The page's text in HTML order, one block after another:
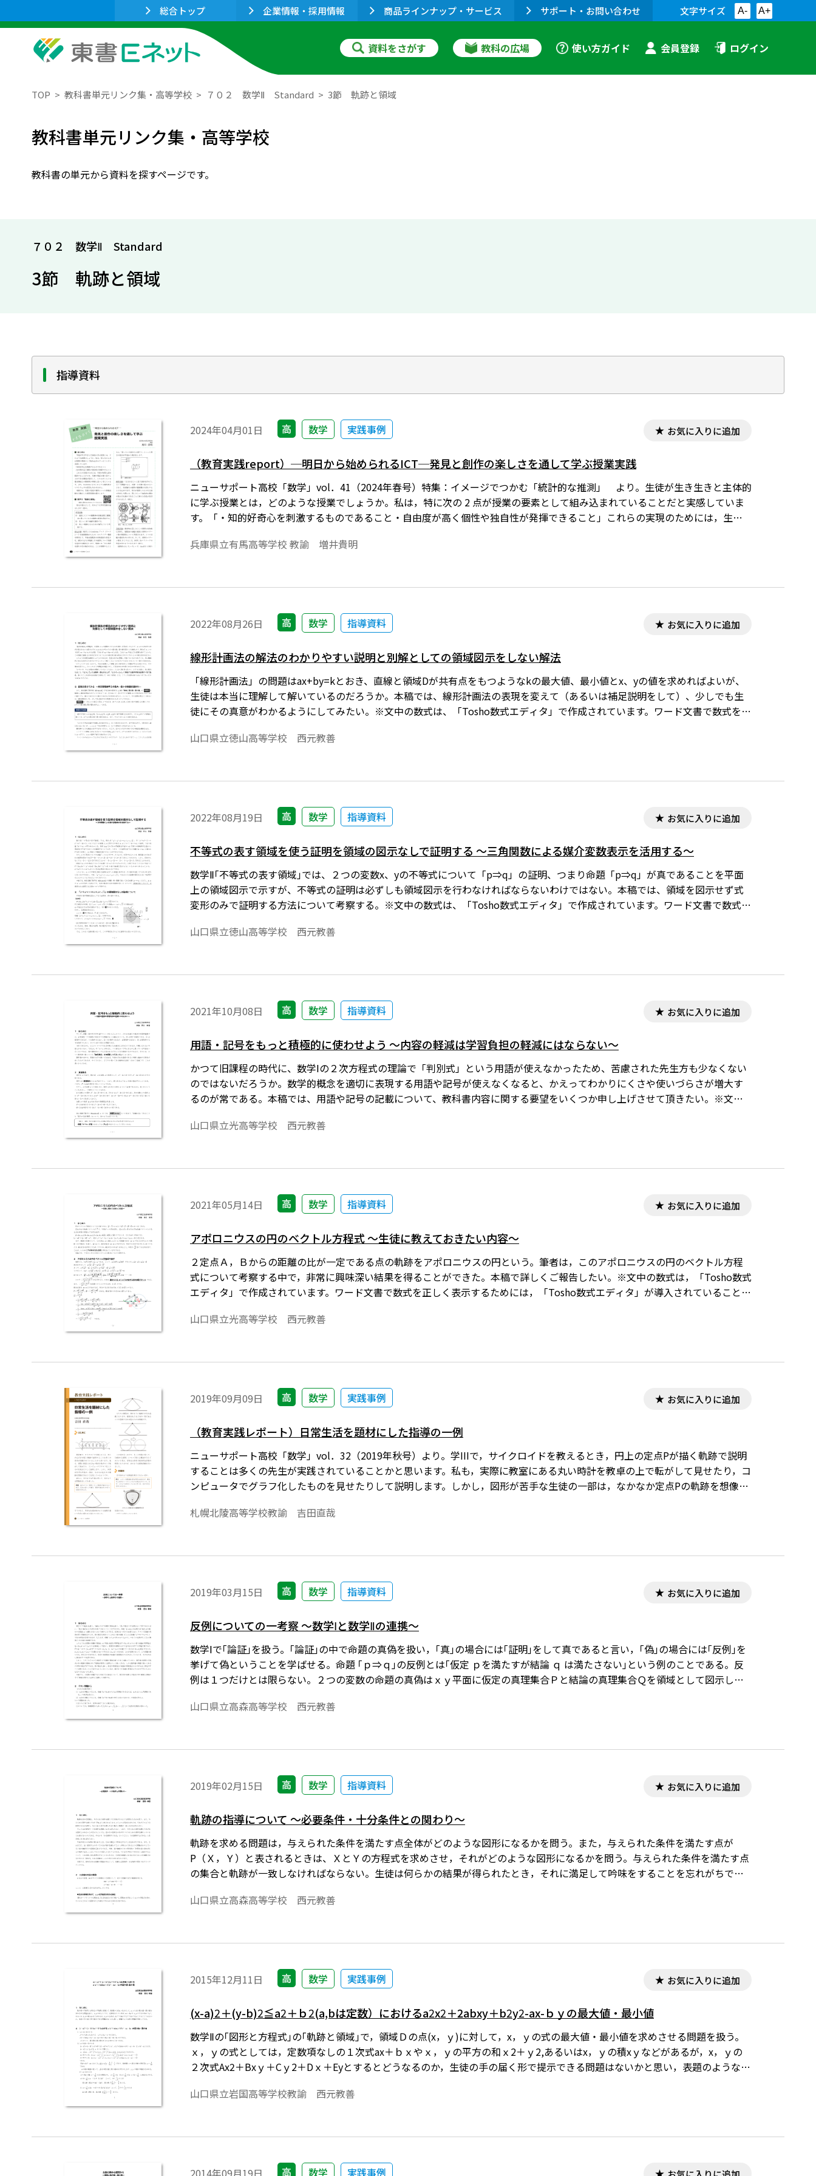
総合トップ 企業情報・採用情報 商品ラインナップ・サービス サポート・お問い合わせ 文字サイズ A- A+
資料をさがす 教科の広場 使い方ガイド 会員登録 ログイン
TOP 教科書単元リンク集・高等学校 ７０２ 数学Ⅱ Standard 3節 軌跡と領域
教科書単元リンク集・高等学校
教科書の単元から資料を探すページです。
７０２ 数学Ⅱ Standard
3節 軌跡と領域
指導資料
2024年04月01日 高 数学 実践事例 お気に入りに追加
（教育実践report）─明日から始められるICT─発見と創作の楽しさを通して学ぶ授業実践
ニューサポート高校「数学」vol．41（2024年春号）特集：イメージでつかむ「統計的な推測」 より。生徒が生き生きと主体的
に学ぶ授業とは，どのような授業でしょうか。私は，特に次の 2 点が授業の要素として組み込まれていることだと実感していま
す。「・知的好奇心を刺激するものであること・自由度が高く個性や独自性が発揮できること」これらの実現のためには，生徒
が非常に高いと考えています。また，GeoGebra をはじめとする動的数学ソフトウェアの活用も欠かせません。本稿では，生徒の
兵庫県立有馬高等学校 教諭 増井貴明
2022年08月26日 高 数学 指導資料 お気に入りに追加
線形計画法の解法のわかりやすい説明と別解としての領域図示をしない解法
「線形計画法」の問題はax+by=kとおき、直線と領域Dが共有点をもつようなkの最大値、最小値とx、yの値を求めればよいが、
生徒は本当に理解して解いているのだろうか。本稿では、線形計画法の表現を変えて（あるいは補足説明をして）、少しでも生
徒にその真意がわかるようにしてみたい。※文中の数式は、「Tosho数式エディタ」で作成されています。ワード文書で数式を正
山口県立徳山高等学校 西元教善
2022年08月19日 高 数学 指導資料 お気に入りに追加
不等式の表す領域を使う証明を領域の図示なしで証明する ～三角関数による媒介変数表示を活用する～
数学Ⅱ｢不等式の表す領域｣では、２つの変数x、yの不等式について「p⇒q」の証明、つまり命題「p⇒q」が真であることを平面
上の領域図示で示すが、不等式の証明は必ずしも領域図示を行わなければならないわけではない。本稿では、領域を図示せず式
変形のみで証明する方法について考察する。※文中の数式は、「Tosho数式エディタ」で作成されています。ワード文書で数式を
山口県立徳山高等学校 西元教善
2021年10月08日 高 数学 指導資料 お気に入りに追加
用語・記号をもっと積極的に使わせよう ～内容の軽減は学習負担の軽減にはならない～
かつて旧課程の時代に、数学Ⅰの２次方程式の理論で「判別式」という用語が使えなかったため、苦慮された先生方も少なくない
のではないだろうか。数学的概念を適切に表現する用語や記号が使えなくなると、かえってわかりにくさや使いづらさが増大す
るのが常である。本稿では、用語や記号の記載について、教科書内容に関する要望をいくつか申し上げさせて頂きたい。※文中
が導入されていることが必要です。会員向け無償ダウンロードはこちら
山口県立光高等学校 西元教善
2021年05月14日 高 数学 指導資料 お気に入りに追加
アポロニウスの円のベクトル方程式 ～生徒に教えておきたい内容～
２定点Ａ，Ｂからの距離の比が一定である点の軌跡をアポロニウスの円という。筆者は，このアポロニウスの円のベクトル方程
式について考察する中で，非常に興味深い結果を得ることができた。本稿で詳しくご報告したい。※文中の数式は，「Tosho数式
エディタ」で作成されています。ワード文書で数式を正しく表示するためには，「Tosho数式エディタ」が導入されていることが
山口県立光高等学校 西元教善
2019年09月09日 高 数学 実践事例 お気に入りに追加
（教育実践レポート）日常生活を題材にした指導の一例
ニューサポート高校「数学」vol．32（2019年秋号）より。学IIIで，サイクロイドを教えるとき，円上の定点Pが描く軌跡で説明
することは多くの先生が実践されていることかと思います。私も，実際に教室にある丸い時計を教卓の上で転がして見せたり，コ
ンピュータでグラフ化したものを見せたりして説明します。しかし，図形が苦手な生徒の一部は，なかなか定点Pの軌跡を想像で
札幌北陵高等学校教諭 吉田直哉
2019年03月15日 高 数学 指導資料 お気に入りに追加
反例についての一考察 ～数学Ⅰと数学Ⅱの連携～
数学Ⅰで｢論証｣を扱う。｢論証｣の中で命題の真偽を扱い，｢真｣の場合には｢証明｣をして真であると言い，｢偽｣の場合には｢反例｣を
挙げて偽ということを学ばせる。命題 ｢ｐ⇒ｑ｣の反例とは｢仮定 ｐを満たすが結論 ｑ は満たさない｣という例のことである。反
例は１つだけとは限らない。２つの変数の命題の真偽はｘｙ平面に仮定の真理集合Ｐと結論の真理集合Ｑを領域として図示し，
て，この命題は偽となる。しかし，このことについては数学Ⅰで命題の真偽を扱うときには扱っていない。数学Ⅱの図形と方程式の
ディタ」で作成されています。ワード文書で数式を正しく表示するためには，「Tosho数式エディタ」が導入されていることが必
山口県立高森高等学校 西元教善
2019年02月15日 高 数学 指導資料 お気に入りに追加
軌跡の指導について ～必要条件・十分条件との関わり～
軌跡を求める問題は，与えられた条件を満たす点全体がどのような図形になるかを問う。また，与えられた条件を満たす点が
P（Ｘ，Ｙ）と表されるときは、ＸとＹの方程式を求めさせ，それがどのような図形になるかを問う。与えられた条件を満たす点
の集合と軌跡が一致しなければならない。生徒は何らかの結果が得られたとき，それに満足して吟味をすることを忘れがちであ
なければならないかを理解させるためには「除外点」がある問題をしっかり考えさせればよいと思う。本稿では，除外点がある
山口県立高森高等学校 西元教善
2015年12月11日 高 数学 実践事例 お気に入りに追加
(x-a)2＋(y-b)2≦a2＋ｂ2(a,bは定数）におけるa2x2＋2abxy＋b2y2-ax-ｂｙの最大値・最小値
数学Ⅱの｢図形と方程式｣の｢軌跡と領域｣で，領域Ｄの点(x，ｙ)に対して，x，ｙの式の最大値・最小値を求めさせる問題を扱う。
ｘ，ｙの式としては，定数項なしの１次式ax＋ｂｘやｘ，ｙの平方の和ｘ2＋ｙ2,あるいはx，ｙの積xｙなどがあるが，x，ｙの
２次式Ax2＋Bxｙ＋Cｙ2＋Dｘ＋Eyとするとどうなるのか，生徒の手の届く形で提示できる問題はないかと思い，表題のような形
には，「Tosho数式エディタ」が導入されていることが必要です。無償ダウンロードはこちら→無償ダウンロードのご案内
山口県立岩国高等学校教諭 西元教善
2014年09月19日 高 数学 実践事例